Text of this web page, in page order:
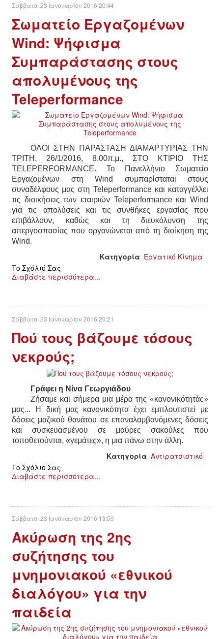
Σάββατο, 23 Ιανουαρίου 2016 20:44
Σωματείο Εργαζομένων
Wind: Ψήφισμα
Συμπαράστασης στους
απολυμένους της
Teleperformance
ΟΛΟΙ ΣΤΗΝ ΠΑΡΑΣΤΑΣΗ ΔΙΑΜΑΡΤΥΡΙΑΣ ΤΗΝ
ΤΡΙΤΗ, 26/1/2016, 8.00π.μ., ΣΤΟ ΚΤΙΡΙΟ ΤΗΣ
TELEPERFORMANCE. Το Πανελλήνιο Σωματείο
Εργαζομένων στη Wind συμπαρίσταται στους
συναδέλφους μας στη Teleperformance και καταγγέλλει
τις διοικήσεις των εταιριών Teleperformance και Wind
για τις απολύσεις και τις συνθήκες εργασίας που
επιβάλλoυν, καθώς και τη διευκόλυνση της
απεργοσπασίας που οργανώνεται από τη διοίκηση της
Wind.
Κατηγορία Εργατικό Κίνημα
Το Σχόλιό Σας
Διαβάστε περισσότερα...
Σάββατο, 23 Ιανουαρίου 2016 20:21
Πού τους βάζουμε τόσους
νεκρούς;
Γράφει η Νίνα Γεωργιάδου
Ζήσαμε και σήμερα μια μέρα της «κανονικότητάς»
μας... Η δική μας κανονικότητα έχει εμπλουτιστεί με
δόσεις μαζικού θανάτου σε επαναλαμβανόμενες δόσεις
και συσκευασμένου σε μαύρες σακούλες που
τοποθετούνται, «γεμάτες», η μια πάνω στην άλλη.
Κατηγορία Αντιρατσιστικό
Το Σχόλιό Σας
Διαβάστε περισσότερα...
Σάββατο, 23 Ιανουαρίου 2016 13:59
Ακύρωση της 2ης
συζήτησης του
μνημονιακού «εθνικού
διαλόγου» για την
παιδεία